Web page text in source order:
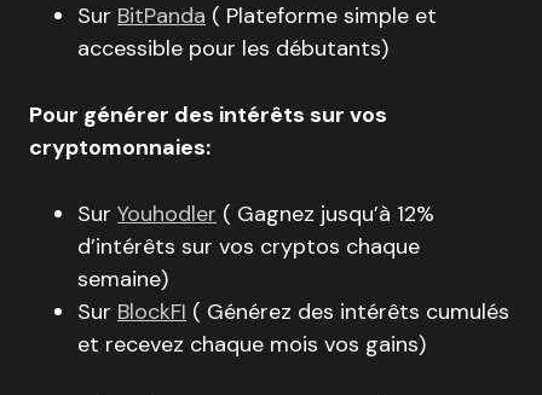
Sur BitPanda ( Plateforme simple et
accessible pour les débutants)
Pour générer des intérêts sur vos
cryptomonnaies:
Sur Youhodler ( Gagnez jusqu’à 12%
d’intérêts sur vos cryptos chaque
semaine)
Sur BlockFI ( Générez des intérêts cumulés
et recevez chaque mois vos gains)